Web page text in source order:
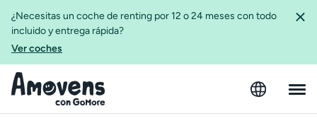
¿Necesitas un coche de renting por 12 o 24 meses con todo
incluido y entrega rápida?
Ver coches